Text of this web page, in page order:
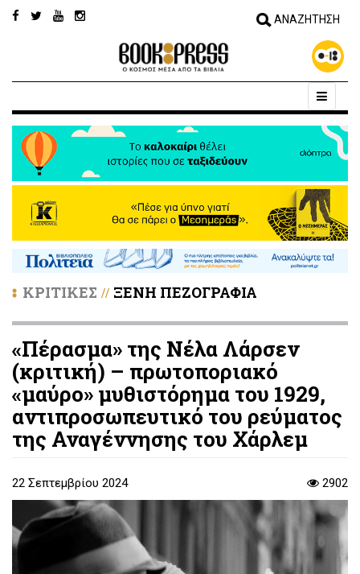
ΚΡΙΤΙΚΕΣ // ΞΕΝΗ ΠΕΖΟΓΡΑΦΙΑ
«Πέρασμα» της Νέλα Λάρσεν
(κριτική) – πρωτοποριακό
«μαύρο» μυθιστόρημα του 1929,
αντιπροσωπευτικό του ρεύματος
της Αναγέννησης του Χάρλεμ
22 Σεπτεμβρίου 2024 2902